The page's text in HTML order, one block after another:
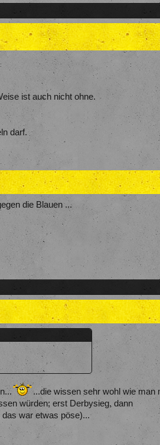
ist auch nicht ohne.
darf.
die Blauen ...
...die wissen sehr wohl wie man
würden; erst Derbysieg, dann
war etwas pöse)...